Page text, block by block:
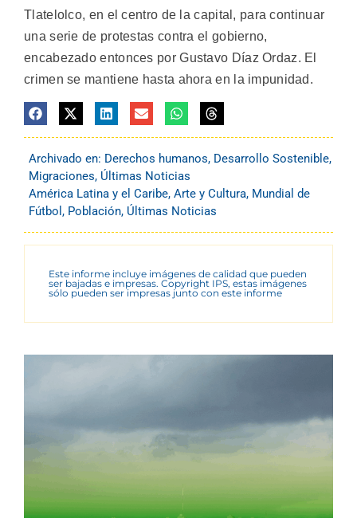
Tlatelolco, en el centro de la capital, para continuar
una serie de protestas contra el gobierno,
encabezado entonces por Gustavo Díaz Ordaz. El
crimen se mantiene hasta ahora en la impunidad.
Archivado en: Derechos humanos, Desarrollo Sostenible,
Migraciones, Últimas Noticias
América Latina y el Caribe, Arte y Cultura, Mundial de
Fútbol , Población, Últimas Noticias
Este informe incluye imágenes de calidad que pueden
ser bajadas e impresas. Copyright IPS, estas imágenes
sólo pueden ser impresas junto con este informe